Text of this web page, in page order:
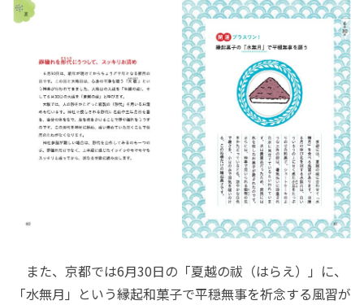
また、京都では6月30日の「夏越の祓（はらえ）」に、
「水無月」という縁起和菓子で平穏無事を祈念する風習が